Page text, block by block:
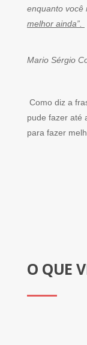
enquanto você
melhor ainda”.
Mario Sérgio
Como diz a
pude fazer até
para fazer
O QUE